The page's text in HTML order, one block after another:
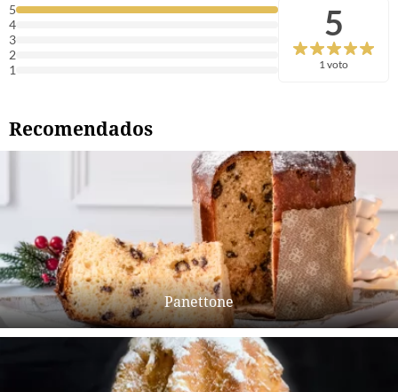
5
4
3
2
1
5
1 voto
Recomendados
Panettone